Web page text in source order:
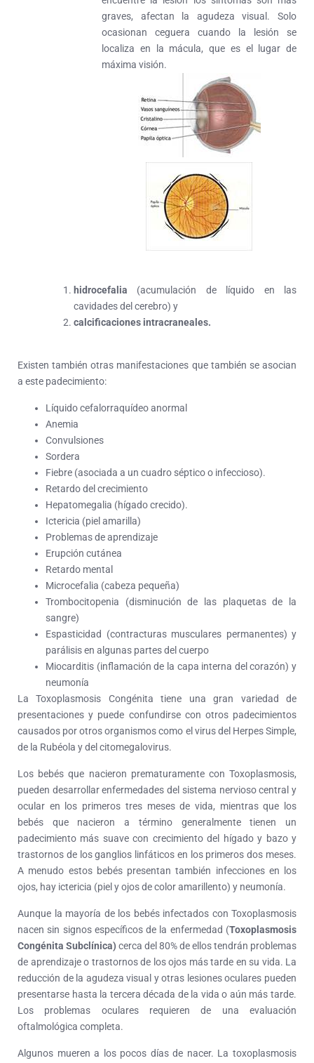
graves, afectan la agudeza visual. Solo
ocasionan ceguera cuando la lesión se
localiza en la mácula, que es el lugar de
máxima visión.
hidrocefalia
(acumulación de líquido en las
cavidades del cerebro) y
calcificaciones intracraneales.
Existen también otras manifestaciones que también se asocian
a este padecimiento:
Líquido cefalorraquídeo anormal
Anemia
Convulsiones
Sordera
Fiebre (asociada a un cuadro séptico o infeccioso).
Retardo del crecimiento
Hepatomegalia (hígado crecido).
Ictericia (piel amarilla)
Problemas de aprendizaje
Erupción cutánea
Retardo mental
Microcefalia (cabeza pequeña)
Trombocitopenia (disminución de las plaquetas de la
sangre)
Espasticidad (contracturas musculares permanentes) y
parálisis en algunas partes del cuerpo
Miocarditis (inflamación de la capa interna del corazón) y
neumonía
La Toxoplasmosis Congénita tiene una gran variedad de
presentaciones y puede confundirse con otros padecimientos
causados por otros organismos como el virus del Herpes Simple,
de la Rubéola y del citomegalovirus.
Los bebés que nacieron prematuramente con Toxoplasmosis,
pueden desarrollar enfermedades del sistema nervioso central y
ocular en los primeros tres meses de vida, mientras que los
bebés que nacieron a término generalmente tienen un
padecimiento más suave con crecimiento del hígado y bazo y
trastornos de los ganglios linfáticos en los primeros dos meses.
A menudo estos bebés presentan también infecciones en los
ojos, hay ictericia (piel y ojos de color amarillento) y neumonía.
Aunque la mayoría de los bebés infectados con Toxoplasmosis
nacen sin signos específicos de la enfermedad (Toxoplasmosis
Congénita Subclínica) cerca del 80% de ellos tendrán problemas
de aprendizaje o trastornos de los ojos más tarde en su vida. La
reducción de la agudeza visual y otras lesiones oculares pueden
presentarse hasta la tercera década de la vida o aún más tarde.
Los problemas oculares requieren de una evaluación
oftalmológica completa.
Algunos mueren a los pocos días de nacer. La toxoplasmosis